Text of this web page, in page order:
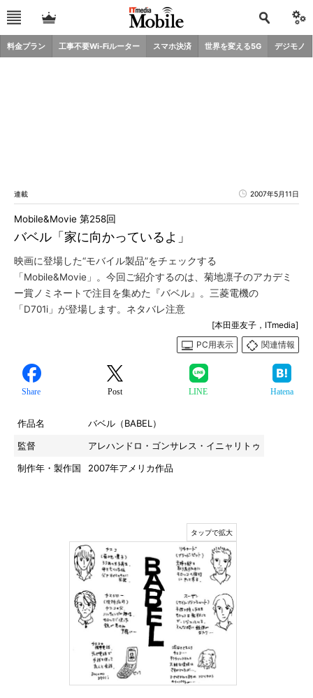
料金プラン 工事不要Wi-Fiルーター スマホ決済 世界を変える5G デジモノ
連載 2007年5月11日
バベル「家に向かっているよ」
Mobile&Movie 第258回
映画に登場した“モバイル製品”をチェックする
「Mobile&Movie」。今回ご紹介するのは、菊地凛子のアカデミ
ー賞ノミネートで注目を集めた『バベル』。三菱電機の
「D701i」が登場します。ネタバレ注意
[本田亜友子，ITmedia]
PC用表示
関連情報
Share Post LINE Hatena
作品名
バベル（BABEL）
監督
アレハンドロ・ゴンサレス・イニャリトゥ
制作年・製作国
2007年アメリカ作品